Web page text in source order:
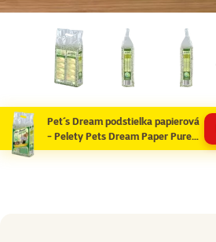
Pet´s Dream podstielka papierová
- Pelety Pets Dream Paper Pure
4,8 kg/ 10l